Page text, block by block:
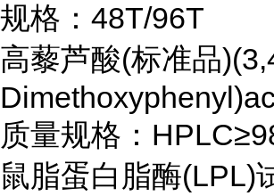
规格：48T/96T
高藜芦酸(标准品
质量规格：
鼠脂蛋白脂酶(LPL)